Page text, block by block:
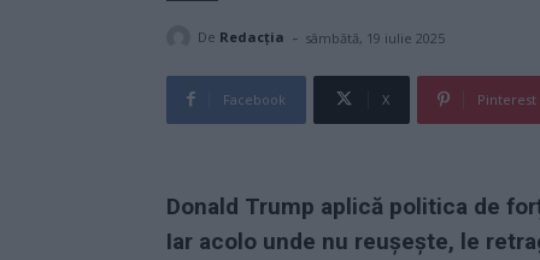
De Redacţia - sâmbătă, 19 iulie 2025
Facebook X Pinterest
Donald Trump aplică politica de
Iar acolo unde nu reușește, le